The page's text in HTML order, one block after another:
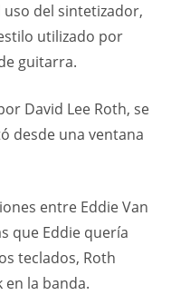
del sintetizador,
utilizado por
guitarra.
David Lee Roth, se
desde una ventana
entre Eddie Van
que Eddie quería
teclados, Roth
la banda.